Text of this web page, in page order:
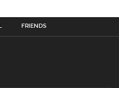
FRIENDS